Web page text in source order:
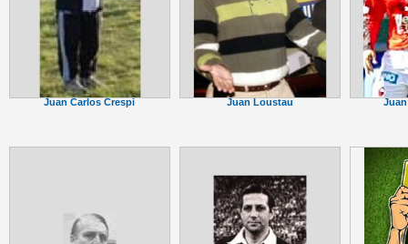
Juan Carlos Crespi Juan Loustau